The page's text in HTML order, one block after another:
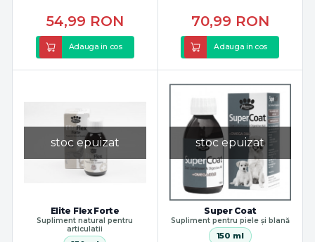
54,99 RON
Adauga in cos
70,99 RON
Adauga in cos
stoc epuizat
Elite Flex Forte
Supliment natural pentru
articulatii
stoc epuizat
Super Coat
Supliment pentru piele și blană
150 ml